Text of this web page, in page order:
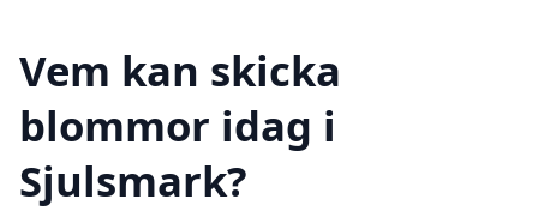
Vem kan skicka
blommor idag i
Sjulsmark?